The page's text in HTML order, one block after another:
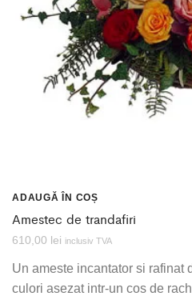
ADAUGĂ ÎN COȘ
Amestec de trandafiri
610,00 lei inclusiv TVA
Un ameste incantator si rafinat
culori asezat intr-un cos de